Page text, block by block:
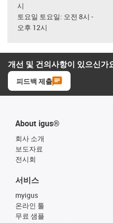
시
토요일 토요일: 오전 8시 -
오후 12시
개선 및 건의사항이 있으신가
피드백 제출
About igus®
회사 소개
보도자료
전시회
서비스
myigus
온라인 툴
무료 샘플